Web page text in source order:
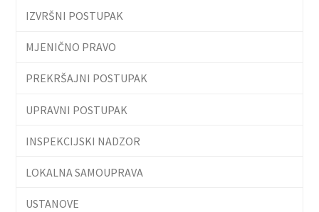
IZVRŠNI POSTUPAK
MJENIČNO PRAVO
PREKRŠAJNI POSTUPAK
UPRAVNI POSTUPAK
INSPEKCIJSKI NADZOR
LOKALNA SAMOUPRAVA
USTANOVE